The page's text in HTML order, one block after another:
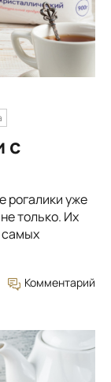
с
рогалики уже
только. Их
самых
Комментарий